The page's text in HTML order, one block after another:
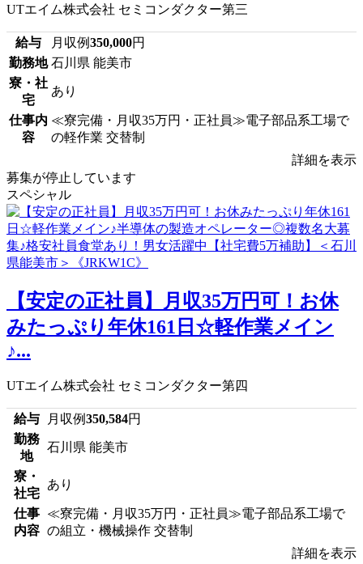
UTエイム株式会社 セミコンダクター第三
給与 月収例350,000円
勤務地 石川県 能美市
寮・社
宅
あり
仕事内
容
≪寮完備・月収35万円・正社員≫電子部品系工場で
の軽作業 交替制
詳細を表示
募集が停止しています
スペシャル
【安定の正社員】月収35万円可！お休
みたっぷり年休161日☆軽作業メイン
♪...
UTエイム株式会社 セミコンダクター第四
給与 月収例350,584円
勤務
地
石川県 能美市
寮・
社宅
あり
仕事
内容
≪寮完備・月収35万円・正社員≫電子部品系工場で
の組立・機械操作 交替制
詳細を表示